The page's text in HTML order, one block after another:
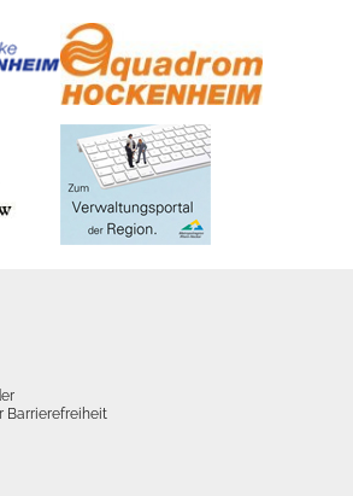
Barrierefreiheit